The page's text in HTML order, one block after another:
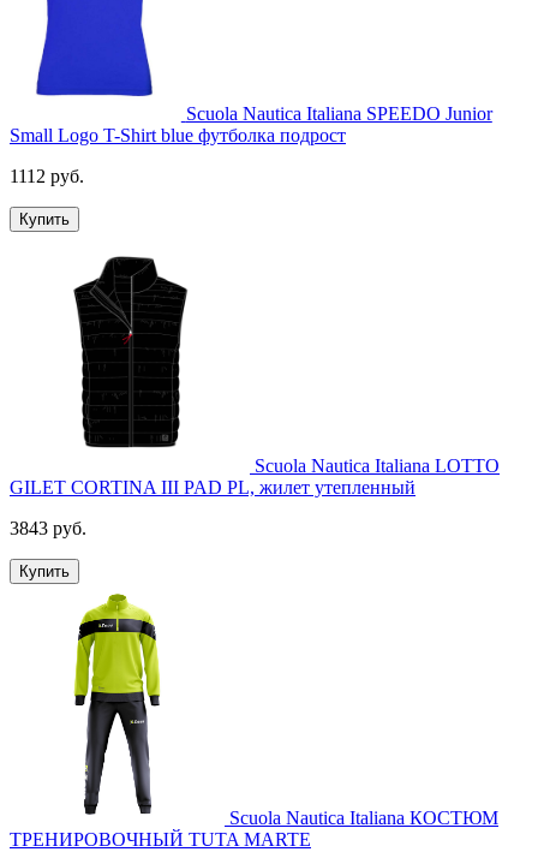
Scuola Nautica Italiana SPEEDO Junior
Small Logo T-Shirt blue футболка подрост
1112 руб.
Купить
Scuola Nautica Italiana LOTTO
GILET CORTINA III PAD PL, жилет утепленный
3843 руб.
Купить
Scuola Nautica Italiana КОСТЮМ
ТРЕНИРОВОЧНЫЙ TUTA MARTE